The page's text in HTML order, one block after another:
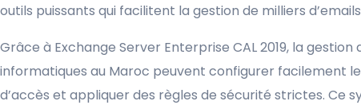
outils puissants qui facilitent la gestion de milliers
Grâce à Exchange Server Enterprise CAL 2019, la
informatiques au Maroc peuvent configurer facilement
d’accès et appliquer des règles de sécurité strictes. Ce